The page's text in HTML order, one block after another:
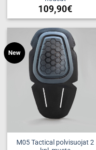
109,90€
Tällä
tuotteella
on
useampi
muunnelma.
Voit
tehdä
valinnat
tuotteen
sivulla.
New
M05 Tactical polvisuojat 2